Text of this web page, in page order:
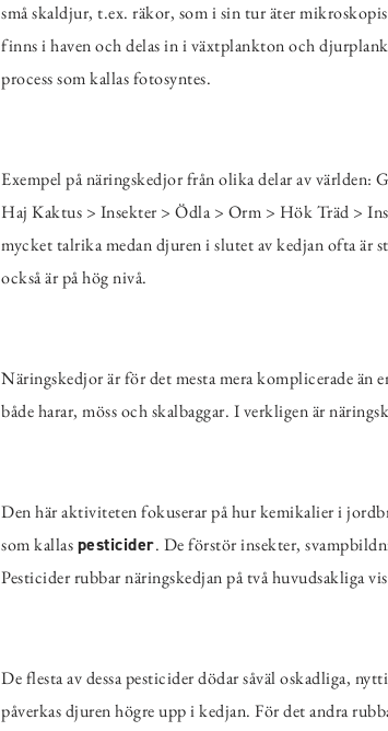
små skaldjur, t.ex. räkor, som i sin tur äter
finns i haven och delas in i växtplankton och
process som kallas fotosyntes.
Exempel på näringskedjor från olika delar av
Haj Kaktus > Insekter > Ödla > Orm > Hök Träd >
mycket talrika medan djuren i slutet av kedjan ofta är
också är på hög nivå.
Näringskedjor är för det mesta mera komplicerade än
både harar, möss och skalbaggar. I verkligen är
Den här aktiviteten fokuserar på hur kemikalier i
som kallaspesticider. De förstör insekter,
Pesticider rubbar näringskedjan på två huvudsakliga
De flesta av dessa pesticider dödar såväl oskadliga,
påverkas djuren högre upp i kedjan. För det andra